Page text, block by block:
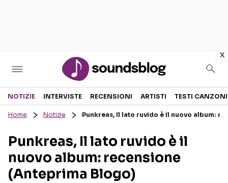
x
Sezioni
RECENSIONI MUSICALI
INTERVISTE
GOSSIP E CURIOSITÀ
TESTI CANZONI
TOUR ED EVENTI
TALENT SHOW
NOTIZIE INTERVISTE RECENSIONI ARTISTI TESTI CANZONI
Home Notizie Punkreas, Il lato ruvido è il nuovo album:
Punkreas, Il lato ruvido è il
nuovo album: recensione
(Anteprima Blogo)